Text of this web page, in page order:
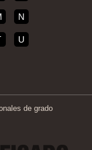
N
U
de grado